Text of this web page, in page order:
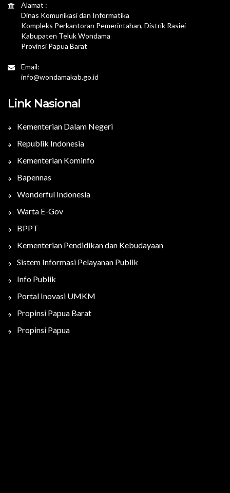
Alamat :
Dinas Komunikasi dan Informatika
Kompleks Perkantoran Pemerintahan, Distrik Rasiei
Kabupaten Teluk Wondama
Provinsi Papua Barat
Email:
info@wondamakab.go.id
Link Nasional
Kementerian Dalam Negeri
Republik Indonesia
Kementerian Kominfo
Bapennas
Wonderful Indonesia
Warta E-Gov
BPPT
Kementerian Pendidikan dan Kebudayaan
Sistem Informasi Pelayanan Publik
Info Publik
Portal Inovasi UMKM
Propinsi Papua Barat
Propinsi Papua